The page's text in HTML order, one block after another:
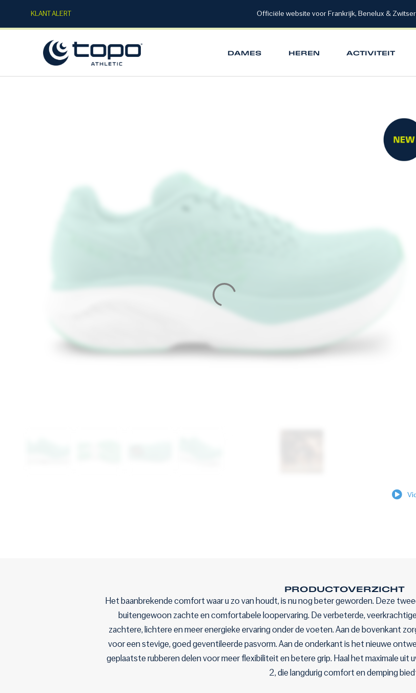
KLANT ALERT Officiële website voor Frankrijk, Benelux &
DAMES HEREN ACTIVITEIT
PRODUCTOVERZICHT
Het baanbrekende comfort waar u zo van houdt, is nu nog beter geworden. Deze
buitengewoon zachte en comfortabele loopervaring. De verbeterde,
zachtere, lichtere en meer energieke ervaring onder de voeten. Aan de bovenkant
voor een stevige, goed geventileerde pasvorm. Aan de onderkant is het nieuwe
geplaatste rubberen delen voor meer flexibiliteit en betere grip. Haal het maximale uit
2, die langdurig comfort en demping